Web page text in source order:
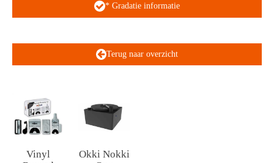
* Gradatie informatie
Terug naar overzicht
Vinyl
Okki Nokki